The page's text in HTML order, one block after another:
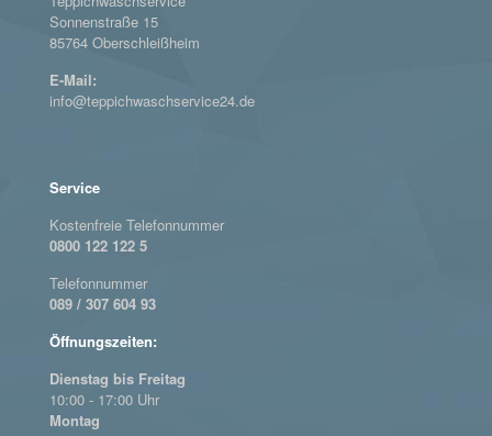
Sonnenstraße 15
85764 Oberschleißheim
E-Mail:
info@teppichwaschservice24.de
Service
Kostenfreie Telefonnummer
0800 122 122 5
Telefonnummer
089 / 307 604 93
Öffnungszeiten:
Dienstag bis Freitag
10:00 - 17:00 Uhr
Montag